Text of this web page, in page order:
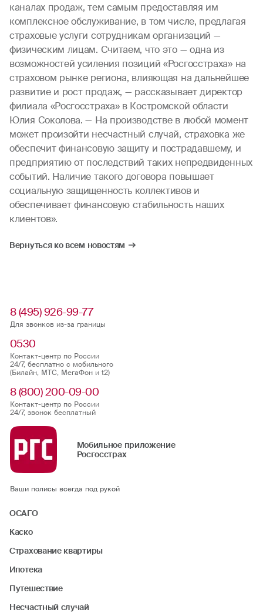
каналах продаж, тем самым предоставляя им
комплексное обслуживание, в том числе, предлагая
страховые услуги сотрудникам организаций —
физическим лицам. Считаем, что это — одна из
возможностей усиления позиций «Росгосстраха» на
страховом рынке региона, влияющая на дальнейшее
развитие и рост продаж, — рассказывает директор
филиала «Росгосстраха» в Костромской области
Юлия Соколова. — На производстве в любой момент
может произойти несчастный случай, страховка же
обеспечит финансовую защиту и пострадавшему, и
предприятию от последствий таких непредвиденных
событий. Наличие такого договора повышает
социальную защищенность коллективов и
обеспечивает финансовую стабильность наших
клиентов».
Вернуться ко всем новостям
8 (495) 926-99-77
Для звонков из-за границы
0530
Контакт-центр по России
24/7, бесплатно с мобильного
(Билайн, МТС, МегаФон и t2)
8 (800) 200-09-00
Контакт-центр по России
24/7, звонок бесплатный
Мобильное приложение
Росгосстрах
Ваши полисы всегда под рукой
ОСАГО
Каско
Страхование квартиры
Ипотека
Путешествие
Несчастный случай